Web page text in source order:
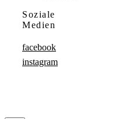
Soziale
Medien
facebook
instagram